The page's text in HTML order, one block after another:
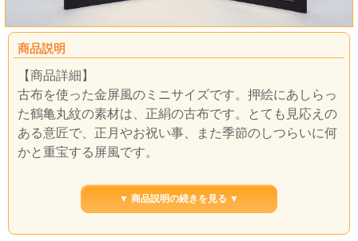
商品説明
【商品詳細】
古布を使った金屏風のミニサイズです。押絵にあしらっ
た鶴亀丸紋の素材は、正絹の古布です。とても見応えの
ある意匠で、正月やお祝い事、また季節のしつらいに何
かと重宝する屏風です。
【サイズ】
横：18cm×縦：30cm（片面
▼ 商品説明の続きを見る ▼